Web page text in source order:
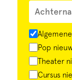
Pop
Theater
Cursus